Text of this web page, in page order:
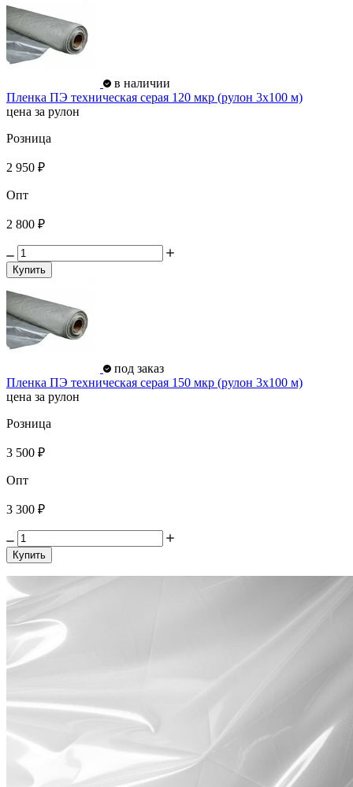
в наличии
Пленка ПЭ техническая серая 120 мкр (рулон 3х100 м)
цена за рулон
Розница
2 950 ₽
Опт
2 800 ₽
Купить
под заказ
Пленка ПЭ техническая серая 150 мкр (рулон 3х100 м)
цена за рулон
Розница
3 500 ₽
Опт
3 300 ₽
Купить